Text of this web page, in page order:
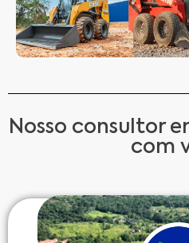
Nosso consultor
com